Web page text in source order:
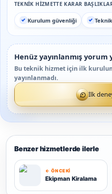
TEKNIK HIZMETTE KARAR
Kurulum güvenliği
Henüz yayınlanmış yorum
Bu teknik hizmet için ilk
yayınlanmadı.
İlk
Benzer hizmetlerde ilerle
E
← ÖNCEKI
Ekipman Kiralama